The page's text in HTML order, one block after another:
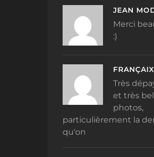
JEAN
Merci
:)
Très
et très
photos,
particulièrement la
qu'on